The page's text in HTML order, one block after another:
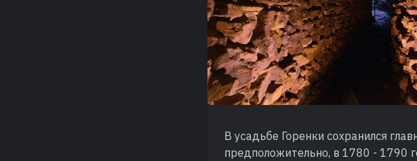
В усадьбе Горенки сохранился
предположительно, в 1780 - 1790